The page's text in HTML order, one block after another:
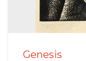
Genesis